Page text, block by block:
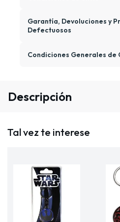
Garantía, Devoluciones y
Defectuosos
Condiciones Generales de
Descripción
Tal vez te interese